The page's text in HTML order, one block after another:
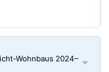
Wohnbaus 2024–